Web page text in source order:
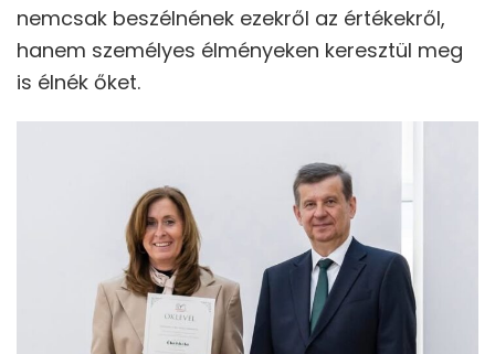
nemcsak beszélnének ezekről az értékekről,
hanem személyes élményeken keresztül meg
is élnék őket.